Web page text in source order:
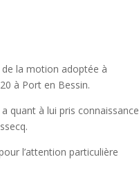
la motion adoptée à
à Port en Bessin.
quant à lui pris connaissance
l’attention particulière